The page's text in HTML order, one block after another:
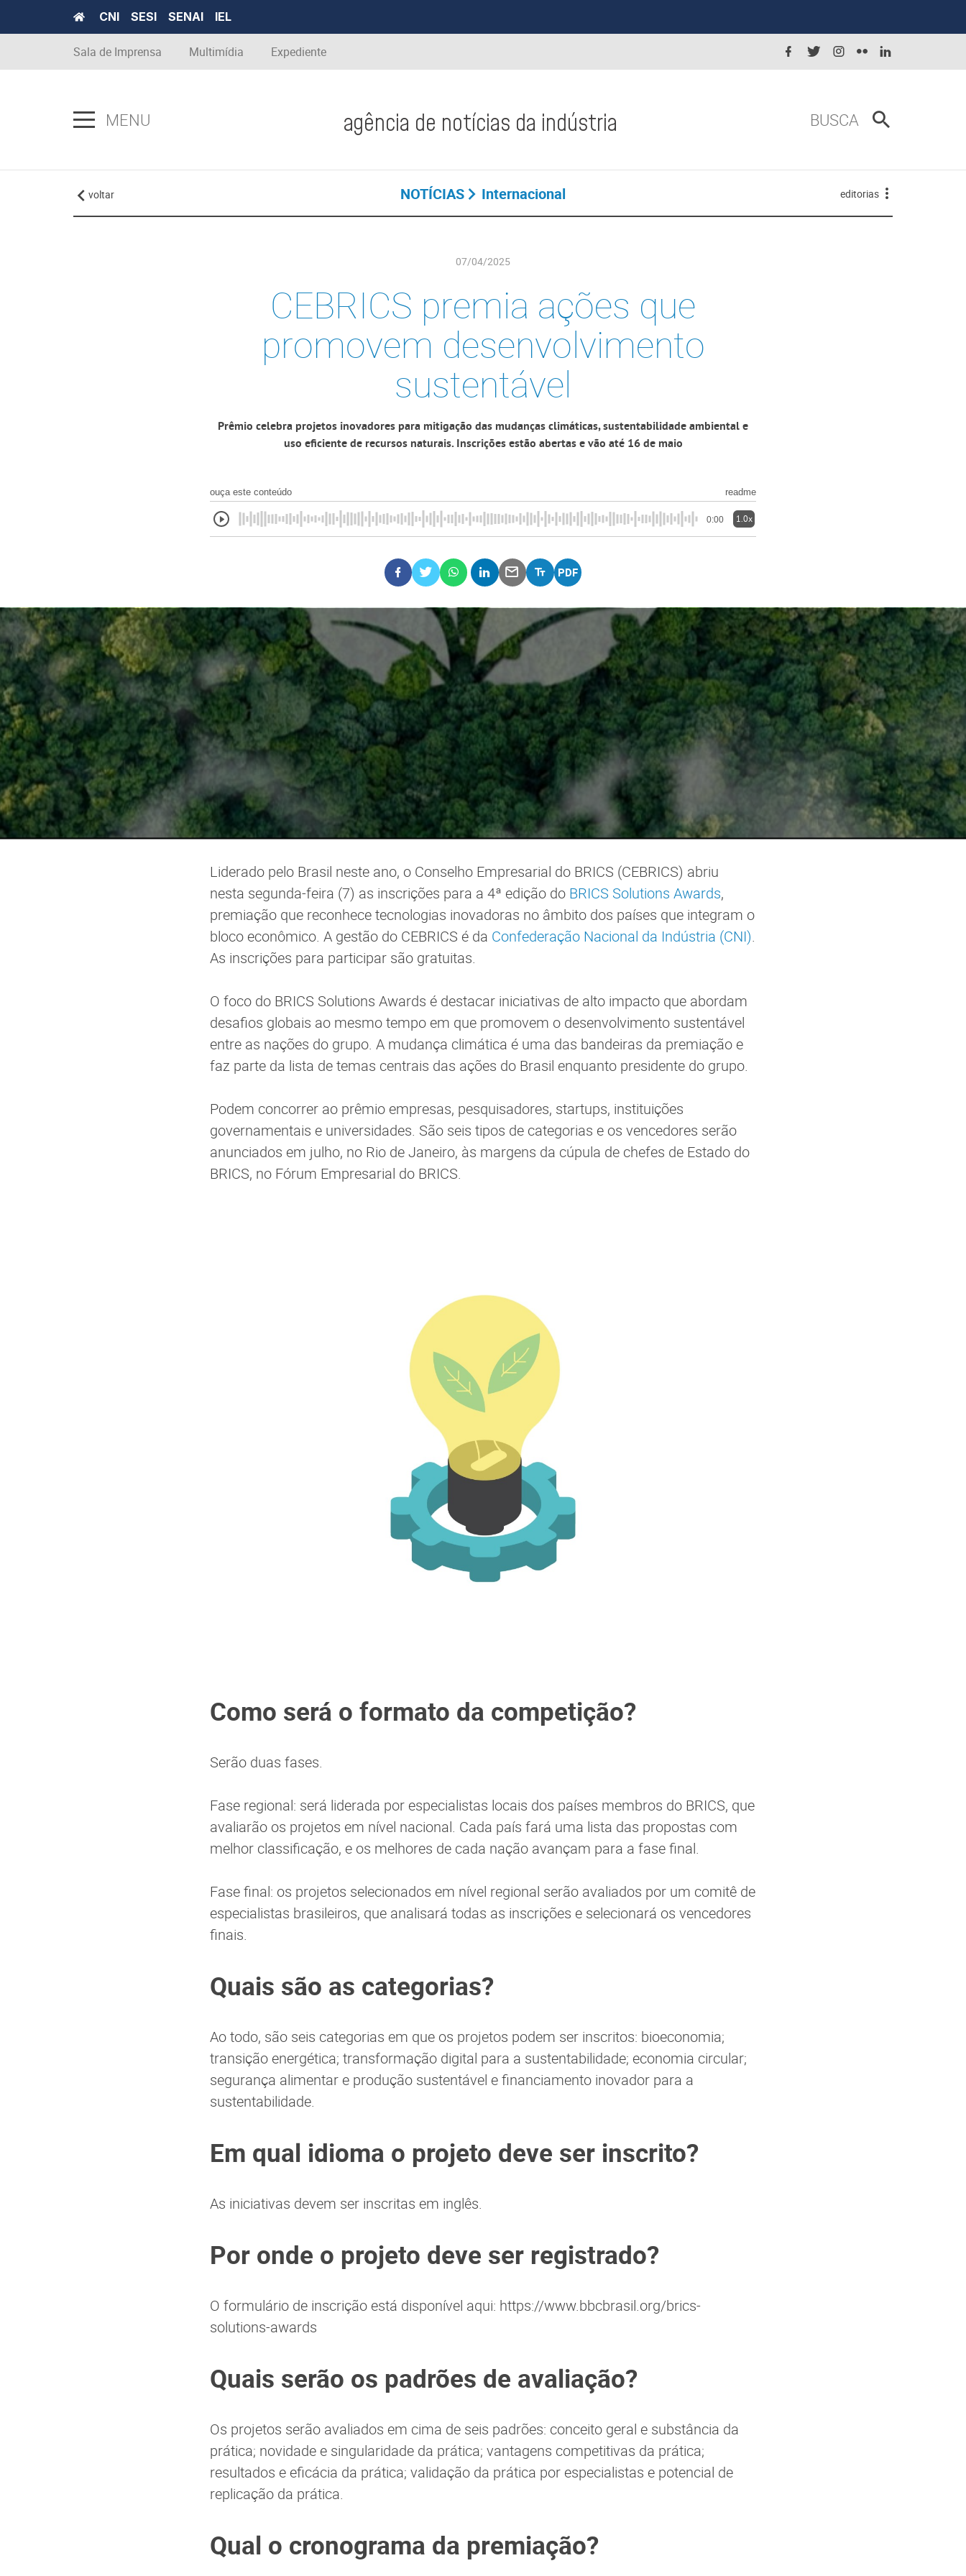
CNI SESI SENAI IEL
Sala de Imprensa Multimídia Expediente
MENU agência de notícias da indústria BUSCA
voltar NOTÍCIAS Internacional editorias
07/04/2025
CEBRICS premia ações que
promovem desenvolvimento
sustentável
Prêmio celebra projetos inovadores para mitigação das mudanças climáticas, sustentabilidade ambiental e
uso eficiente de recursos naturais. Inscrições estão abertas e vão até 16 de maio
ouça este conteúdo readme
0:00 1.0x
Liderado pelo Brasil neste ano, o Conselho Empresarial do BRICS (CEBRICS) abriu
nesta segunda-feira (7) as inscrições para a 4ª edição do BRICS Solutions Awards,
premiação que reconhece tecnologias inovadoras no âmbito dos países que integram o
bloco econômico. A gestão do CEBRICS é da Confederação Nacional da Indústria (CNI).
As inscrições para participar são gratuitas.
O foco do BRICS Solutions Awards é destacar iniciativas de alto impacto que abordam
desafios globais ao mesmo tempo em que promovem o desenvolvimento sustentável
entre as nações do grupo. A mudança climática é uma das bandeiras da premiação e
faz parte da lista de temas centrais das ações do Brasil enquanto presidente do grupo.
Podem concorrer ao prêmio empresas, pesquisadores, startups, instituições
governamentais e universidades. São seis tipos de categorias e os vencedores serão
anunciados em julho, no Rio de Janeiro, às margens da cúpula de chefes de Estado do
BRICS, no Fórum Empresarial do BRICS.
Como será o formato da competição?
Serão duas fases.
Fase regional: será liderada por especialistas locais dos países membros do BRICS, que
avaliarão os projetos em nível nacional. Cada país fará uma lista das propostas com
melhor classificação, e os melhores de cada nação avançam para a fase final.
Fase final: os projetos selecionados em nível regional serão avaliados por um comitê de
especialistas brasileiros, que analisará todas as inscrições e selecionará os vencedores
finais.
Quais são as categorias?
Ao todo, são seis categorias em que os projetos podem ser inscritos: bioeconomia;
transição energética; transformação digital para a sustentabilidade; economia circular;
segurança alimentar e produção sustentável e financiamento inovador para a
sustentabilidade.
Em qual idioma o projeto deve ser inscrito?
As iniciativas devem ser inscritas em inglês.
Por onde o projeto deve ser registrado?
O formulário de inscrição está disponível aqui: https://www.bbcbrasil.org/brics-
solutions-awards
Quais serão os padrões de avaliação?
Os projetos serão avaliados em cima de seis padrões: conceito geral e substância da
prática; novidade e singularidade da prática; vantagens competitivas da prática;
resultados e eficácia da prática; validação da prática por especialistas e potencial de
replicação da prática.
Qual o cronograma da premiação?